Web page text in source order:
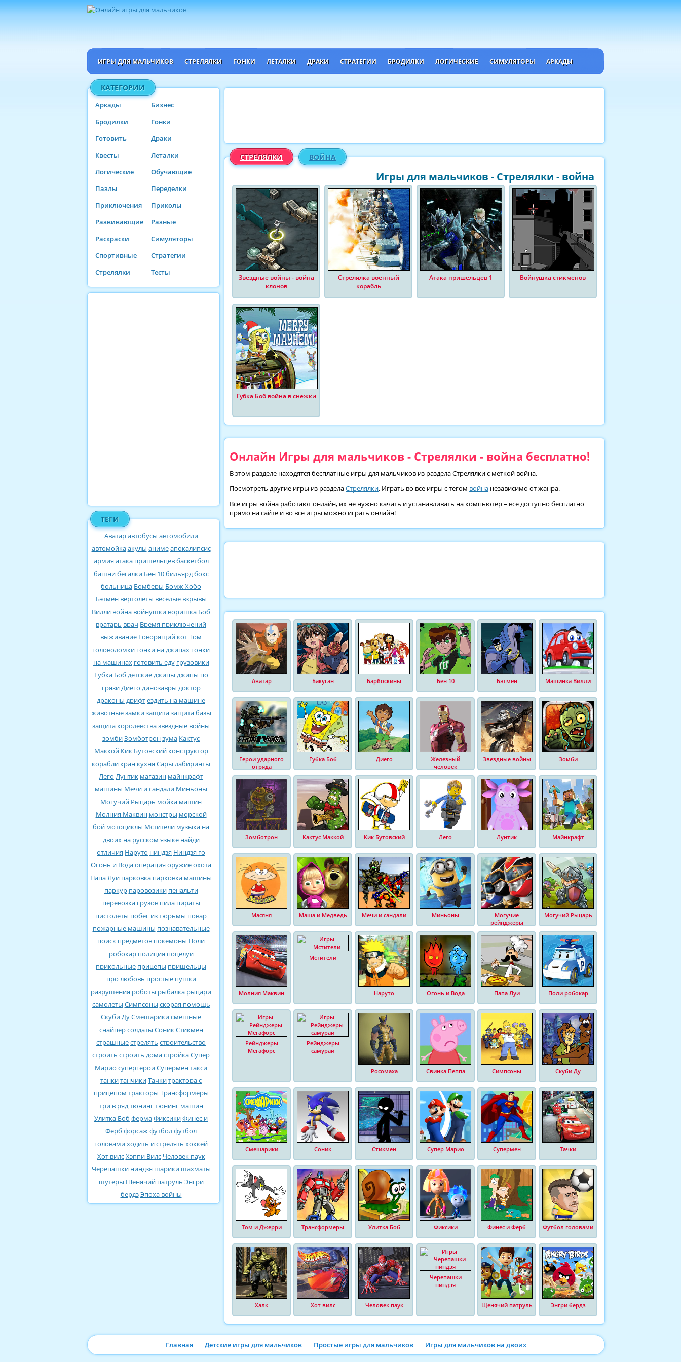
ИГРЫ ДЛЯ МАЛЬЧИКОВ СТРЕЛЯЛКИ ГОНКИ ЛЕТАЛКИ ДРАКИ СТРАТЕГИИ БРОДИЛКИ ЛОГИЧЕСКИЕ СИМУЛЯТОРЫ АРКАДЫ
КАТЕГОРИИ
Аркады
Бизнес
Бродилки
Гонки
Готовить
Драки
Квесты
Леталки
Логические
Обучающие
Пазлы
Переделки
Приключения
Приколы
Развивающие
Разные
Раскраски
Симуляторы
Спортивные
Стратегии
Стрелялки
Тесты
ТЕГИ
Аватаравтобусы автомобили
автомойкаакулы анимеапокалипсис
армия атака пришельцевбаскетбол
башнибегалки Бен 10бильярдбокс
больница Бомберы Бомж Хобо
Бэтмен вертолеты веселые взрывы
Вилли война войнушки воришка Боб
вратарь врач Время приключений
выживание Говорящий кот Том
головоломки гонки на джипах гонки
на машинах готовить еду грузовики
Губка Боб детскиеджипы джипы по
грязиДиего динозавры доктор
драконы дрифтездить на машине
животныезамкизащитазащита базы
защита королевствазвездные войны
зомбиЗомботронзума Кактус
Маккой Кик Бутовский конструктор
корабли кран кухня Сары лабиринты
Лего Лунтик магазин майнкрафт
машины Мечи и сандали Миньоны
Могучий Рыцарь мойка машин
Молния Маквин монстры морской
бой мотоциклы Мстители музыка на
двоих на русском языке найди
отличия Наруто ниндзя Ниндзя го
Огонь и Водаоперация оружиеохота
Папа Луи парковка парковка машины
паркур паровозики пенальти
перевозка грузов пила пираты
пистолеты побег из тюрьмы повар
пожарные машины познавательные
поиск предметов покемоны Поли
робокар полиция поцелуи
прикольные прицепы пришельцы
про любовь простые пушки
разрушения роботы рыбалка рыцари
самолеты Симпсоны скорая помощь
Скуби ДуСмешарикисмешные
снайперсолдаты СоникСтикмен
страшныестрелять строительство
строить строить домастройкаСупер
Марио супергероиСуперментакси
танкитанчикиТачкитрактора с
прицепом тракторы Трансформеры
три в рядтюнингтюнинг машин
Улитка Боб фермаФиксикиФинес и
Ферб форсажфутболфутбол
головамиходить и стрелять хоккей
Хот вилсХэппи Вилс Человек паук
Черепашки ниндзя шарики шахматы
шутеры Щенячий патруль Энгри
бердзЭпоха войны
Игры для мальчиков - Стрелялки - война
СТРЕЛЯЛКИ ВОЙНА
Звездные войны - война
клонов
Стрелялка военный
корабль
Атака пришельцев 1 Войнушка стикменов
Губка Боб война в снежки
Онлайн Игры для мальчиков - Стрелялки - война бесплатно!
В этом разделе находятся бесплатные игры для мальчиков из раздела Стрелялки с меткой война.
Посмотреть другие игры из разделаСтрелялки. Играть во все игры с тегом война независимо от жанра.
Все игры война работают онлайн, их не нужно качать и устанавливать на компьютер – всё доступно бесплатно
прямо на сайте и во все игры можно играть онлайн!
Аватар Бакуган Барбоскины Бен 10 Бэтмен Машинка Вилли
Герои ударного
отряда
Губка Боб Диего
Железный
человек
Звездные войны Зомби
Зомботрон Кактус Маккой Кик Бутовский Лего Лунтик Майнкрафт
Масяня Маша и Медведь Мечи и сандали Миньоны
Могучие
рейнджеры
Могучий Рыцарь
Молния Маквин
Мстители
Наруто Огонь и Вода Папа Луи Поли робокар
Рейнджеры
Мегафорс
Рейнджеры
самураи
Росомаха Свинка Пеппа Симпсоны Скуби Ду
Смешарики Соник Стикмен Супер Марио Супермен Тачки
Том и Джерри Трансформеры Улитка Боб Фиксики Финес и Ферб Футбол головами
Халк Хот вилс Человек паук
Черепашки
ниндзя
Щенячий патруль Энгри бердз
Главная Детские игры для мальчиков Простые игры для мальчиков Игры для мальчиков на двоих